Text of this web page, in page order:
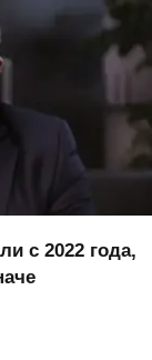
с 2022 года,